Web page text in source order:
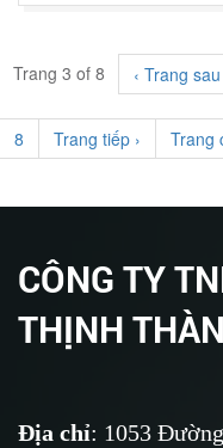
Trang 3 of 8 ‹ Trang sau
8
Trang tiếp › Trang
CÔNG TY
THỊNH
Địa chỉ: 1053